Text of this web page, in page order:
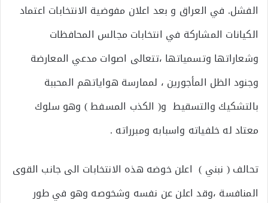
الفشل. في العراق و بعد اعلان مفوضية الانتخابات اعتماد
الكيانات المشاركة في انتخابات مجالس المحافظات
وشعاراتها وتسمياتها ،تتعالى اصوات مدعي المعارضة
وجنود الظل المأجورين ، لممارسة هواياتهم المحببة
بالتشكيك والتسقيط و( الكذب المسفط ) وهو سلوك
معتاد له خلفياته واسبابه ومبرراته .
تحالف ( نبني ) اعلن خوضه هذه الانتخابات الى جانب القوى
المنافسة ،وقد اعلن عن نفسه وشخوصه وهو في طور